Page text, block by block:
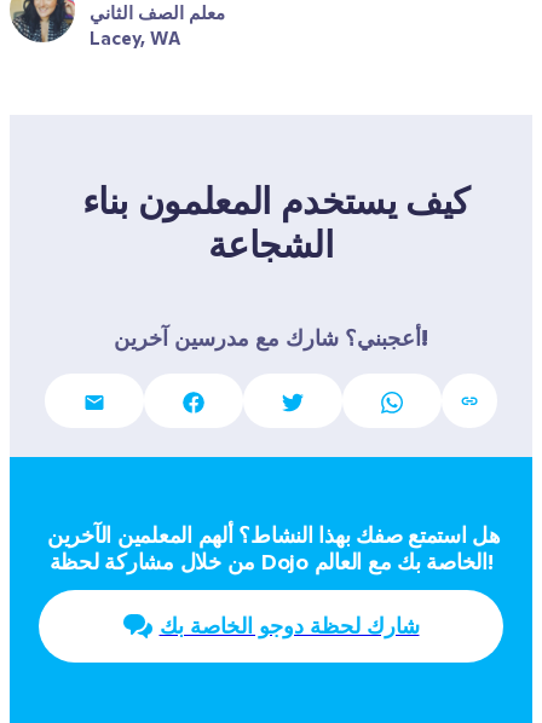
معلم الصف الثاني
Lacey, WA
الشجاعة
أعجبني؟ شارك مع مدرسين آخرين!
من خلال مشاركة لحظة Dojo الخاصة بك مع العالم!
شارك لحظة دوجو الخاصة بك